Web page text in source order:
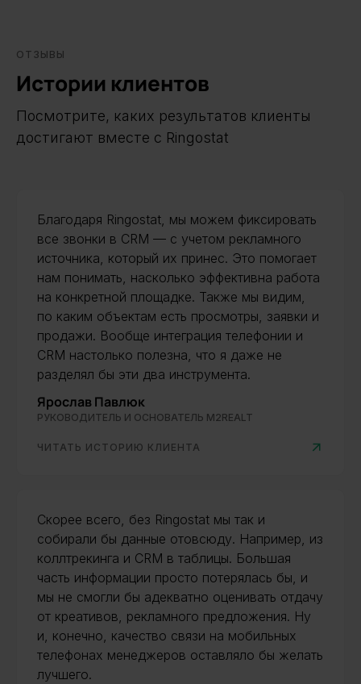
ОТЗЫВЫ
Истории клиентов
Посмотрите, каких результатов клиенты
достигают вместе с Ringostat
Благодаря Ringostat, мы можем фиксировать
все звонки в CRM — с учетом рекламного
источника, который их принес. Это помогает
нам понимать, насколько эффективна работа
на конкретной площадке. Также мы видим,
по каким объектам есть просмотры, заявки и
продажи. Вообще интеграция телефонии и
CRM настолько полезна, что я даже не
разделял бы эти два инструмента.
Ярослав Павлюк
РУКОВОДИТЕЛЬ И ОСНОВАТЕЛЬ M2REALT
ЧИТАТЬ ИСТОРИЮ КЛИЕНТА
Скорее всего, без Ringostat мы так и
собирали бы данные отовсюду. Например, из
коллтрекинга и CRM в таблицы. Большая
часть информации просто потерялась бы, и
мы не смогли бы адекватно оценивать отдачу
от креативов, рекламного предложения. Ну
и, конечно, качество связи на мобильных
телефонах менеджеров оставляло бы желать
лучшего.